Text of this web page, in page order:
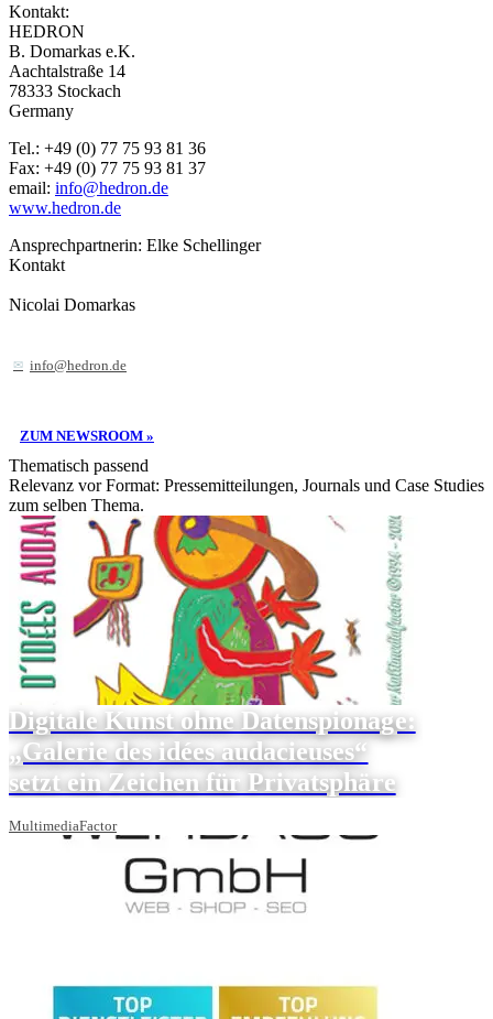
Kontakt:
HEDRON
B. Domarkas e.K.
Aachtalstraße 14
78333 Stockach
Germany
Tel.: +49 (0) 77 75 93 81 36
Fax: +49 (0) 77 75 93 81 37
email: info@hedron.de
www.hedron.de
Ansprechpartnerin: Elke Schellinger
Kontakt
Nicolai Domarkas
info@hedron.de
ZUM NEWSROOM »
Thematisch passend
Relevanz vor Format: Pressemitteilungen, Journals und Case Studies
zum selben Thema.
Digitale Kunst ohne Datenspionage:
„Galerie des idées audacieuses“
setzt ein Zeichen für Privatsphäre
MultimediaFactor